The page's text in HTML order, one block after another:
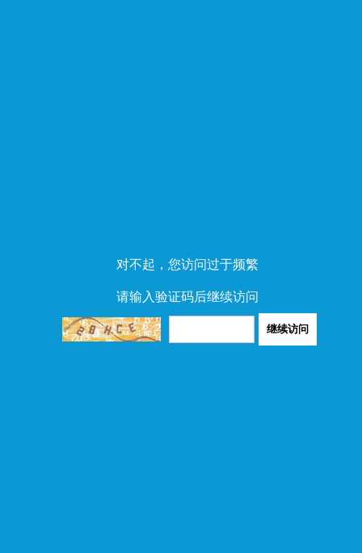
对不起，您访问过于频繁
请输入验证码后继续访问
继续访问